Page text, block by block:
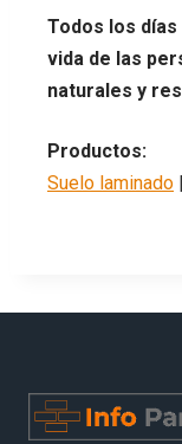
Todos los
vida de las
naturales y
Productos:
Suelo laminado